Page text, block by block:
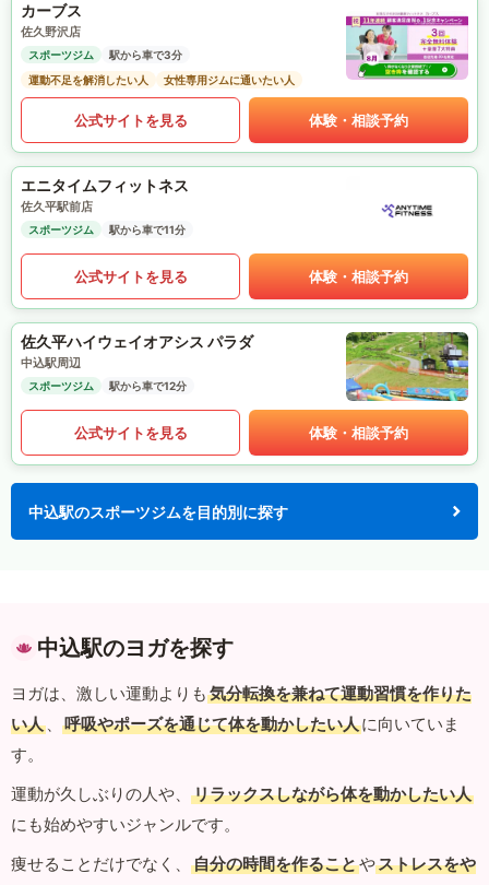
カーブス
佐久野沢店
スポーツジム
駅から車で3分
運動不足を解消したい人
女性専用ジムに通いたい人
公式サイトを見る 体験・相談予約
エニタイムフィットネス
佐久平駅前店
スポーツジム 駅から車で11分
公式サイトを見る 体験・相談予約
佐久平ハイウェイオアシス パラダ
中込駅周辺
スポーツジム 駅から車で12分
公式サイトを見る 体験・相談予約
中込駅のスポーツジムを目的別に探す
中込駅のヨガを探す
ヨガは、激しい運動よりも 気分転換を兼ねて運動習慣を作りた
い人 、 呼吸やポーズを通じて体を動かしたい人に向いていま
す。
運動が久しぶりの人や、
リラックスしながら体を動かしたい人
にも始めやすいジャンルです。
痩せることだけでなく、
自分の時間を作ることやストレスをや